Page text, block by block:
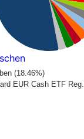
(18.46%)
EUR Cash ETF
GmbH Xetra-
Cap Eq. Reg.
Sm.Ca.Eq. Reg.